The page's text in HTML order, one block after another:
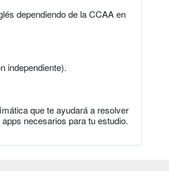
dependiendo de la CCAA en
independiente).
que te ayudará a resolver
necesarios para tu estudio.